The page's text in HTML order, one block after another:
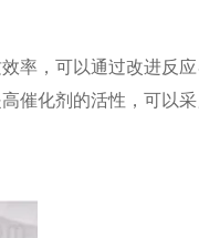
，可以通过改进反应
催化剂的活性，可以